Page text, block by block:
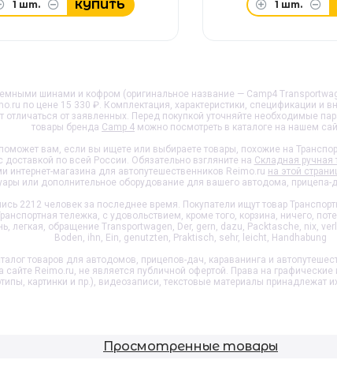
1 шт. КУПИТЬ 1 шт.
шинами и кофром (оригинальное название — Camp4
по цене 15 330 ₽. Комплектация, характеристики, спецификации и
отличаться от заявленных. Перед покупкой уточняйте необходимые
товары бренда Camp 4 можно посмотреть в каталоге на нашем
поможет вам, если вы ищете или выбираете товары, похожие на
доставкой по всей России. Обязательно взгляните на Складная ручная
интернет-магазина для автопутешественников Reimo.ru на этой
или дополнительное оборудование для вашего автодома, прицепа-
2212 человек за последнее время. Покупатели ищут товар
тележка, с удовольствием, кроме того, корзина, ничего,
легкая, обращение Transportwagen, Der, gern, dazu, Packtasche, nix,
Boden, ihn, Ein, genutzten, Praktisch, sehr, leicht, Handhabung
товаров для автодомов, прицепов-дач, караванинга и
Reimo.ru, не является публичной офертой. Права на
картинки и пр.), видеозаписи, текстовые материалы принадлежат
Просмотренные товары